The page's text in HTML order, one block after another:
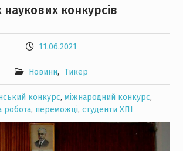
наукових конкурсів
11.06.2021
Новини, Тикер
конкурс, міжнародний конкурс,
робота, переможці, студенти ХПІ